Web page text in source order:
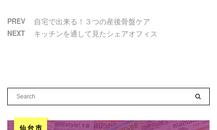
PREV 自宅で出来る！３つの産後骨盤ケア
NEXT キッチンを通して見たシェアオフィス